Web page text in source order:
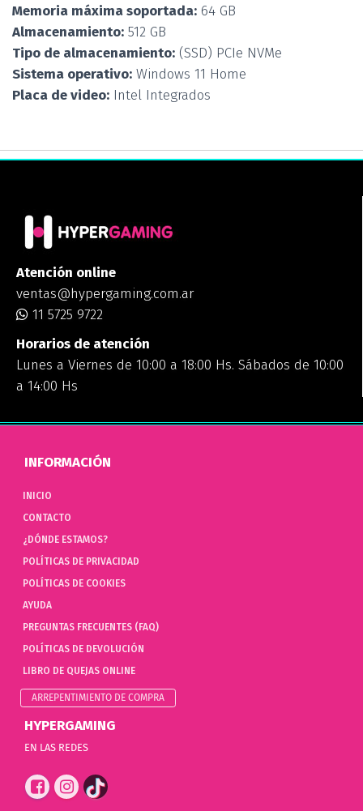
Memoria máxima soportada: 64 GB
Almacenamiento: 512 GB
Tipo de almacenamiento: (SSD) PCIe NVMe
Sistema operativo: Windows 11 Home
Placa de video: Intel Integrados
Atención online
ventas@hypergaming.com.ar
11 5725 9722
Horarios de atención
Lunes a Viernes de 10:00 a 18:00 Hs. Sábados de 10:00
a 14:00 Hs
INFORMACIÓN
INICIO
CONTACTO
¿DÓNDE ESTAMOS?
POLÍTICAS DE PRIVACIDAD
POLÍTICAS DE COOKIES
AYUDA
PREGUNTAS FRECUENTES (FAQ)
POLÍTICAS DE DEVOLUCIÓN
LIBRO DE QUEJAS ONLINE
ARREPENTIMIENTO DE COMPRA
HYPERGAMING
EN LAS REDES